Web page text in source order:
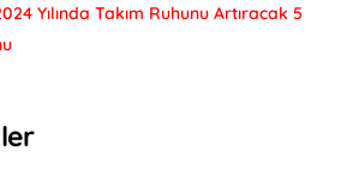
Yılında Takım Ruhunu Artıracak 5